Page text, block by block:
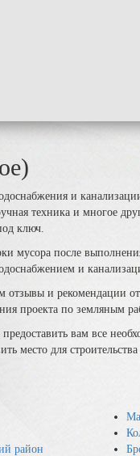
и
техника и многое
ключ.
мусора после
и
и рекомендации
проекта по земляным
вам все
место для
район